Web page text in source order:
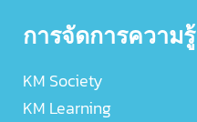
การจัดการความรู้
KM Society
KM Learning